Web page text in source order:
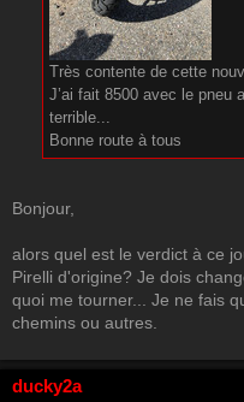
Très contente de cette
J’ai fait 8500 avec le pneu
terrible...
Bonne route à tous
Bonjour,
alors quel est le verdict à ce
Pirelli d'origine? Je dois
quoi me tourner... Je ne fais
chemins ou autres.
ducky2a